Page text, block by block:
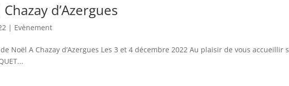
d’Azergues
| Evènement
Noël A Chazay d’Azergues Les 3 et 4 décembre 2022 Au plaisir de vous accueillir